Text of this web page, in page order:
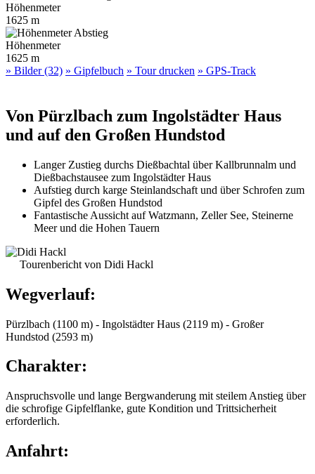
Höhenmeter
1625 m
Höhenmeter
1625 m
» Bilder (32) » Gipfelbuch » Tour drucken » GPS-Track
Von Pürzlbach zum Ingolstädter Haus
und auf den Großen Hundstod
Langer Zustieg durchs Dießbachtal über Kallbrunnalm und
Dießbachstausee zum Ingolstädter Haus
Aufstieg durch karge Steinlandschaft und über Schrofen zum
Gipfel des Großen Hundstod
Fantastische Aussicht auf Watzmann, Zeller See, Steinerne
Meer und die Hohen Tauern
Tourenbericht von Didi Hackl
Wegverlauf:
Pürzlbach (1100 m) - Ingolstädter Haus (2119 m) - Großer
Hundstod (2593 m)
Charakter:
Anspruchsvolle und lange Bergwanderung mit steilem Anstieg über
die schrofige Gipfelflanke, gute Kondition und Trittsicherheit
erforderlich.
Anfahrt: